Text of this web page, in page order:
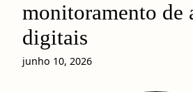
monitoramento de
digitais
junho 10, 2026